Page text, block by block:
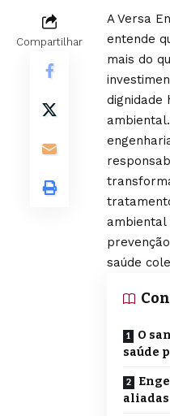
Compartilhar
A Versa
entende
mais do
dignidade
ambiental
saúde
O
saúde
aliadas